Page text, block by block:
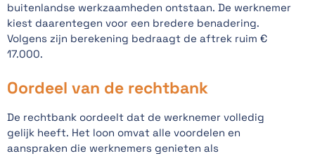
buitenlandse werkzaamheden ontstaan. De werknemer
kiest daarentegen voor een bredere benadering.
Volgens zijn berekening bedraagt de aftrek ruim €
17.000.
Oordeel van de rechtbank
De rechtbank oordeelt dat de werknemer volledig
gelijk heeft. Het loon omvat alle voordelen en
aanspraken die werknemers genieten als